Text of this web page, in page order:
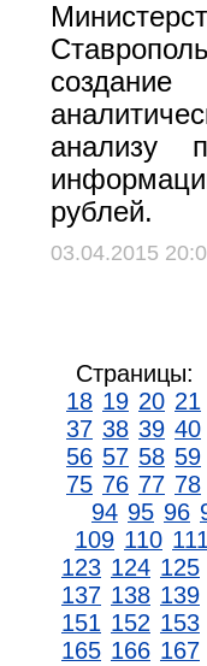
анализу
рублей.
03.04.2015
Страницы:
18 19 20 21
37 38 39 40
56 57 58 59
75 76 77 78
94 95 96
109 110 111
123 124 125
137 138 139
151 152 153
165 166 167